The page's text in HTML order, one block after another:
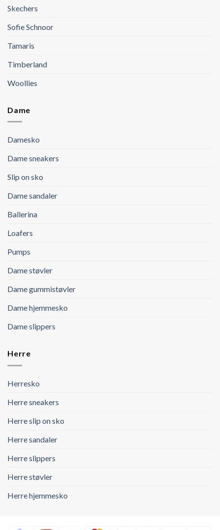
Skechers
Sofie Schnoor
Tamaris
Timberland
Woollies
Dame
Damesko
Dame sneakers
Slip on sko
Dame sandaler
Ballerina
Loafers
Pumps
Dame støvler
Dame gummistøvler
Dame hjemmesko
Dame slippers
Herre
Herresko
Herre sneakers
Herre slip on sko
Herre sandaler
Herre slippers
Herre støvler
Herre hjemmesko